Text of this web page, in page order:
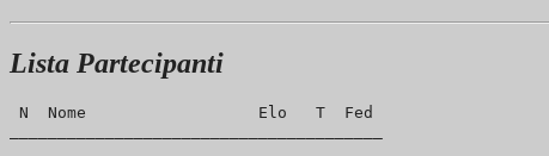
Lista Partecipanti
N  Nome                  Elo   T  Fed